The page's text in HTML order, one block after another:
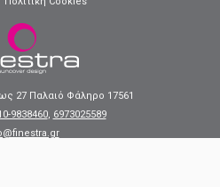
27 Παλαιό Φάληρο 17561
9838460, 6973025589